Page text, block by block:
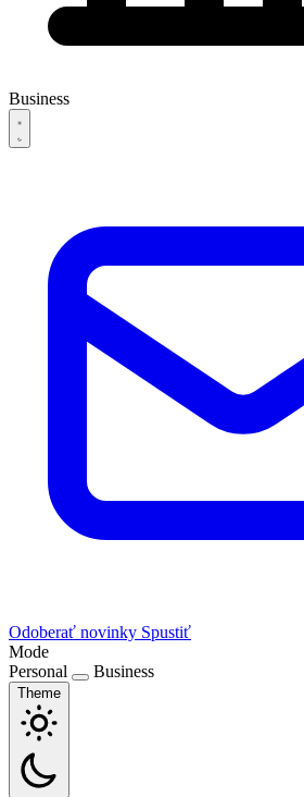
Business
Odoberať novinky Spustiť
Mode
Personal
Business
Theme